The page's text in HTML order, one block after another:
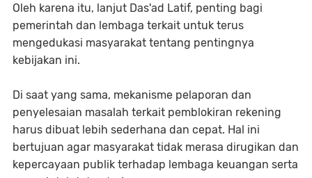
Oleh karena itu, lanjut Das'ad Latif, penting bagi
pemerintah dan lembaga terkait untuk terus
mengedukasi masyarakat tentang pentingnya
kebijakan ini.
Di saat yang sama, mekanisme pelaporan dan
penyelesaian masalah terkait pemblokiran rekening
harus dibuat lebih sederhana dan cepat. Hal ini
bertujuan agar masyarakat tidak merasa dirugikan dan
kepercayaan publik terhadap lembaga keuangan serta